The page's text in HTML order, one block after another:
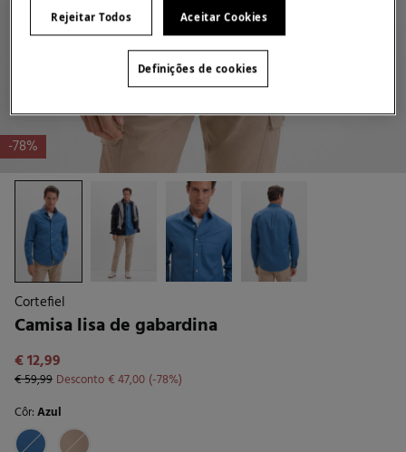
-78%
Cortefiel
Camisa lisa de gabardina
€ 12,99
€ 59,99 Desconto€ 47,00
78
Côr:Azul
Rejeitar Todos Aceitar Cookies
Definições de cookies